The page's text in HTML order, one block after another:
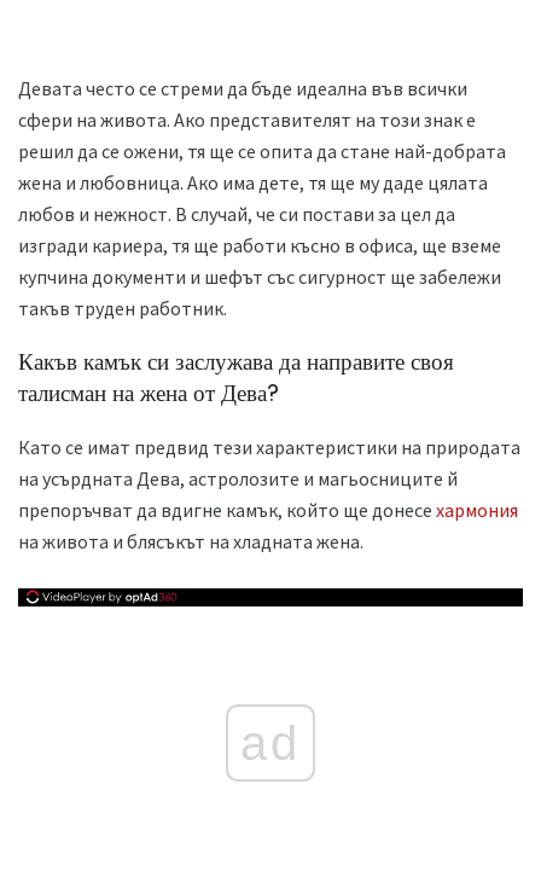
Девата често се стреми да бъде идеална във всички
сфери на живота. Ако представителят на този знак е
решил да се ожени, тя ще се опита да стане най-добрата
жена и любовница. Ако има дете, тя ще му даде цялата
любов и нежност. В случай, че си постави за цел да
изгради кариера, тя ще работи късно в офиса, ще вземе
купчина документи и шефът със сигурност ще забележи
такъв труден работник.
Какъв камък си заслужава да направите своя
талисман на жена от Дева?
Като се имат предвид тези характеристики на природата
на усърдната Дева, астролозите и магьосниците й
препоръчват да вдигне камък, който ще донесе хармония
на живота и блясъкът на хладната жена.
ad